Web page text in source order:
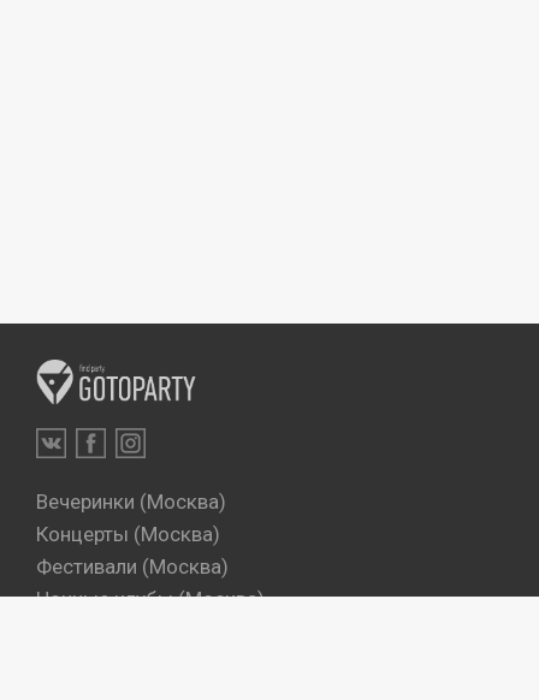
Вечеринки (Москва)
Концерты (Москва)
Фестивали (Москва)
Ночные клубы (Москва)